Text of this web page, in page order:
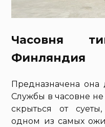
Часовня
Финляндия
Предназначена
Службы в часовне
скрыться от
одном из самых